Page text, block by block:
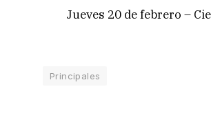
Jueves 20 de febrero –
Principales